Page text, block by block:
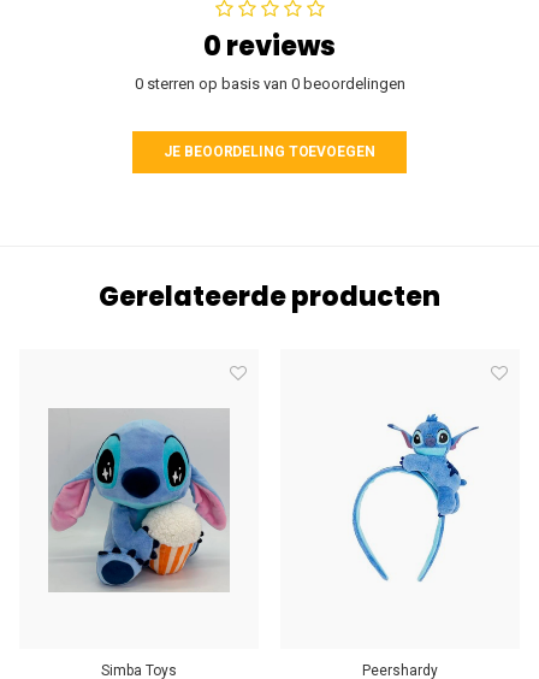
0 reviews
0 sterren op basis van 0 beoordelingen
JE BEOORDELING TOEVOEGEN
Gerelateerde producten
Simba Toys Peershardy